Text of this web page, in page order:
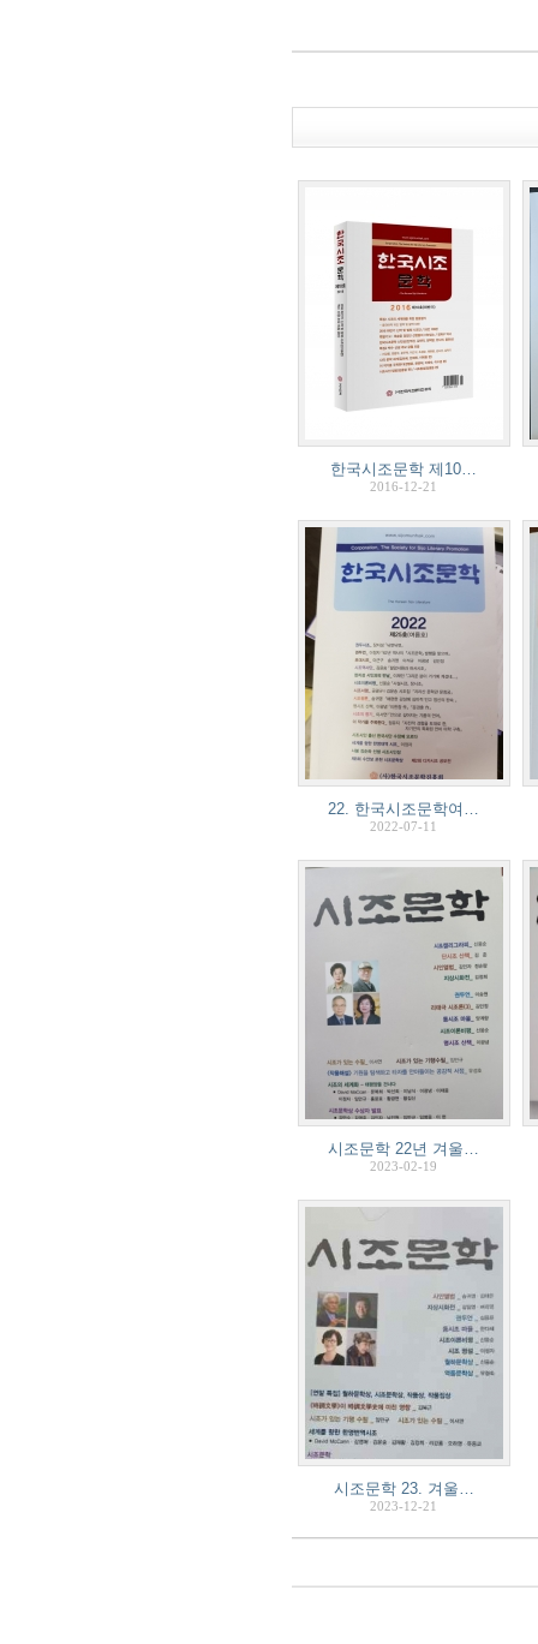
한국시조문학 제10…
2016-12-21
22. 한국시조문학여…
2022-07-11
시조문학 22년 겨울…
2023-02-19
시조문학 23. 겨울…
2023-12-21